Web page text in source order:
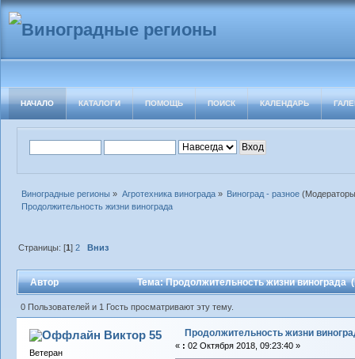
НАЧАЛО КАТАЛОГИ ПОМОЩЬ ПОИСК КАЛЕНДАРЬ
Виноградные регионы » Агротехника винограда» Виноград - разное
Продолжительность жизни винограда
Страницы: [1]2 Вниз
Автор Тема: Продолжительность жизни винограда
0 Пользователей и 1 Гость просматривают эту тему.
Виктор 55
Ветеран
Продолжительность жизни
« : 02 Октября 2018, 09:23:40 »